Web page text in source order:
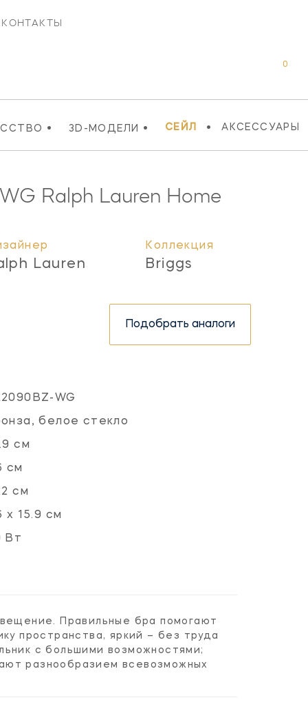
КОНТАКТЫ
• 3D-МОДЕЛИ • СЕЙЛ • АКСЕССУАРЫ
0
Ralph Lauren Home
Lauren
Коллекция
Briggs
Подобрать аналоги
WG
белое стекло
см
см
см
х 15.9 см
Вт
Правильные бра помогают
пространства, яркий – без труда
с большими возможностями;
разнообразием всевозможных